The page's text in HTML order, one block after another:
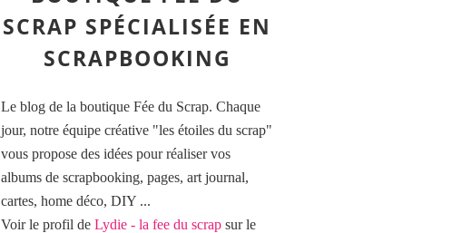
SCRAP SPÉCIALISÉE EN
SCRAPBOOKING
Le blog de la boutique Fée du Scrap. Chaque
jour, notre équipe créative "les étoiles du scrap"
vous propose des idées pour réaliser vos
albums de scrapbooking, pages, art journal,
cartes, home déco, DIY ...
Voir le profil de Lydie - la fee du scrap sur le